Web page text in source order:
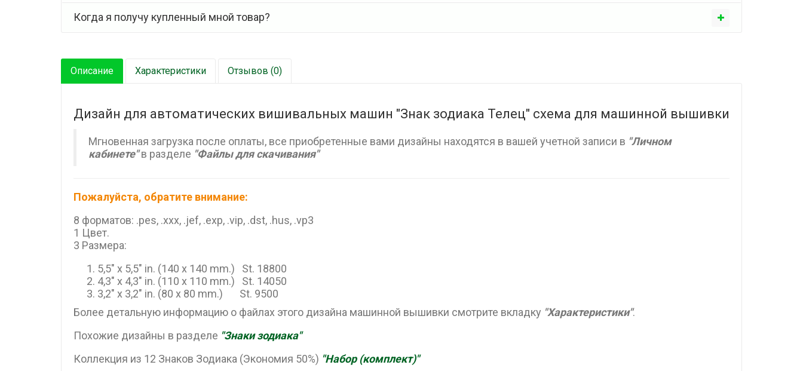
Когда я получу купленный мной товар?
Описание Характеристики Отзывов (0)
Дизайн для автоматических вишивальных машин "Знак зодиака Телец" схема для машинной вышивки
Мгновенная загрузка после оплаты, все приобретенные вами дизайны находятся в вашей учетной записи в "Личном
кабинете"в разделе "Файлы для скачивания"
Пожалуйста, обратите внимание:
8 форматов: .pes, .xxx, .jef, .exp, .vip, .dst, .hus, .vp3
1 Цвет.
3 Размера:
5,5" x 5,5" in. (140 x 140 mm.) St. 18800
4,3" x 4,3" in. (110 x 110 mm.) St. 14050
3,2" x 3,2" in. (80 x 80 mm.) St. 9500
Более детальную информацию о файлах этого дизайна машинной вышивки смотрите вкладку "Характеристики".
Похожие дизайны в разделе "Знаки зодиака"
Коллекция из 12 Знаков Зодиака (Экономия 50%) "Набор (комплект)"